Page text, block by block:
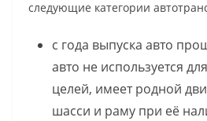
следующие категории
с года выпуска авто
авто не используется
целей, имеет родной
шасси и раму при её